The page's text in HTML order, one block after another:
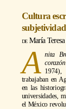
Cultura
subjetividad
María
A nita
corazón
trabajaban en
en las
universidades,
el México